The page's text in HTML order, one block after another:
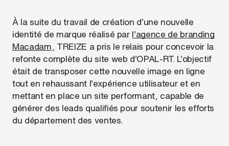
À la suite du travail de création d’une nouvelle
identité de marque réalisé par l’agence de branding
Macadam , TREIZE a pris le relais pour concevoir la
refonte complète du site web d’OPAL-RT. L’objectif
était de transposer cette nouvelle image en ligne
tout en rehaussant l’expérience utilisateur et en
mettant en place un site performant, capable de
générer des leads qualifiés pour soutenir les efforts
du département des ventes.